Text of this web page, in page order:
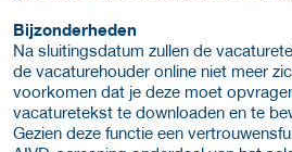
Bijzonderheden
Na sluitingsdatum zullen de
de vacaturehouder online niet meer
voorkomen dat je deze moet
vacaturetekst te downloaden en te
Gezien deze functie een